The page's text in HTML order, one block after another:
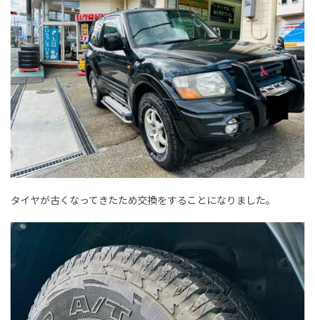
タイヤが古くなってきたため交換をすることになりました。